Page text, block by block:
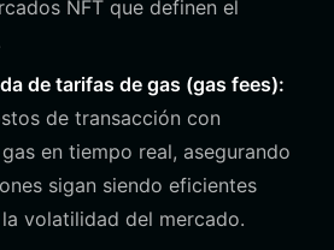
NFT que definen el
de tarifas de gas (gas fees):
de transacción con
en tiempo real, asegurando
sigan siendo eficientes
volatilidad del mercado.